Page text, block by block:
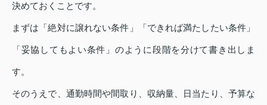
決めておくことです。
まずは「絶対に譲れない条件」「できれば満たしたい条件」
「妥協してもよい条件」のように段階を分けて書き出しま
す。
そのうえで、通勤時間や間取り、収納量、日当たり、予算な